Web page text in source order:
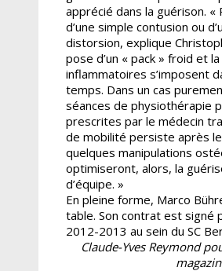
apprécié dans la guérison. «
d’une simple contusion ou
distorsion, explique
pose d’un « pack » froid et
inflammatoires s’imposent
temps. Dans un cas
séances de physiothérapie
prescrites par le médecin
de mobilité persiste après
quelques manipulations
optimiseront, alors, la
d’équipe. »
En pleine forme, Marco
table. Son contrat est signé
2012-2013 au sein du SC
Claude-Yves Reymond